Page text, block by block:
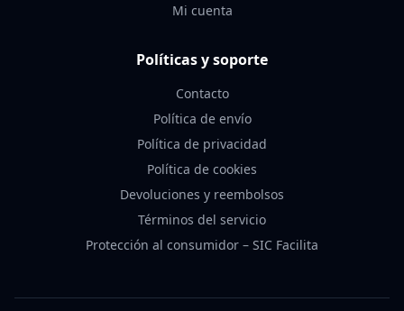
Mi cuenta
Políticas y soporte
Contacto
Política de envío
Política de privacidad
Política de cookies
Devoluciones y reembolsos
Términos del servicio
Protección al consumidor – SIC Facilita